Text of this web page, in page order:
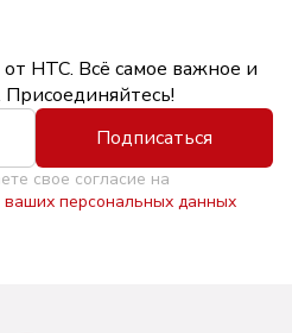
НТС. Всё самое важное и
Подписаться
свое согласие на
ваших персональных данных